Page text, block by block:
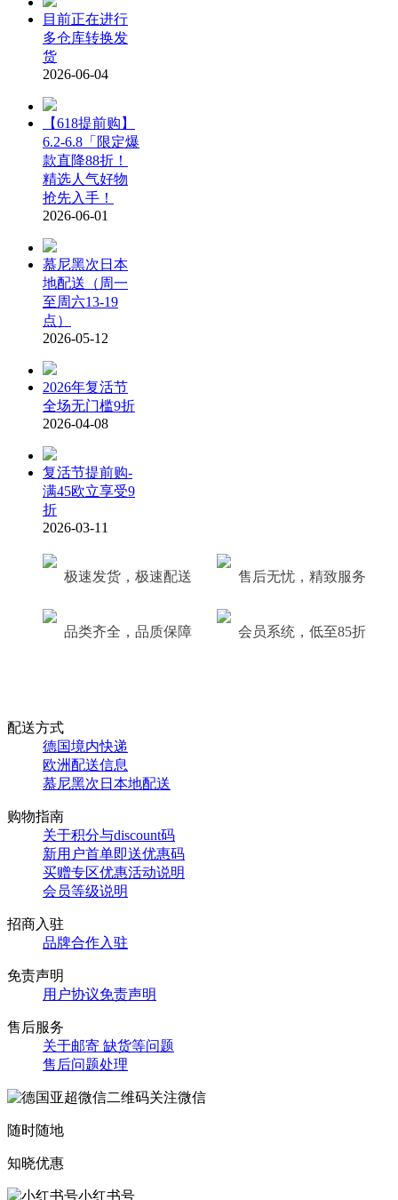
目前正在进行
多仓库转换发
货
2026-06-04
【618提前购】
6.2-6.8「限定爆
款直降88折！
精选人气好物
抢先入手！
2026-06-01
慕尼黑次日本
地配送（周一
至周六13-19
点）
2026-05-12
2026年复活节
全场无门槛9折
2026-04-08
复活节提前购-
满45欧立享受9
折
2026-03-11
极速发货，极速配送 售后无忧，精致服务
品类齐全，品质保障 会员系统，低至85折
配送方式
德国境内快递
欧洲配送信息
慕尼黑次日本地配送
购物指南
关于积分与discount码
新用户首单即送优惠码
买赠专区优惠活动说明
会员等级说明
招商入驻
品牌合作入驻
免责声明
用户协议免责声明
售后服务
关于邮寄 缺货等问题
售后问题处理
关注微信
随时随地
知晓优惠
小红书号